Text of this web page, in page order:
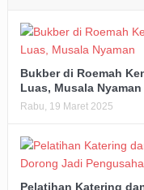
Bukber di Roemah
Luas, Musala Nyaman
Rabu, 19 Maret 2025
Pelatihan Katering